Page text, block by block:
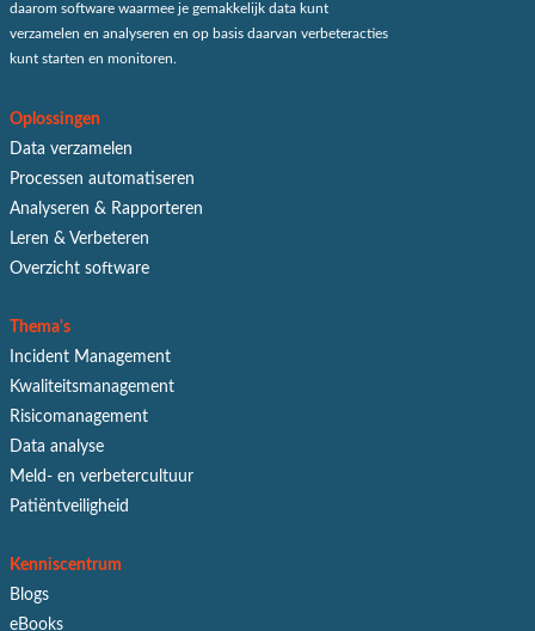
daarom software waarmee je gemakkelijk data kunt
verzamelen en analyseren en op basis daarvan verbeteracties
kunt starten en monitoren.
Oplossingen
Data verzamelen
Processen automatiseren
Analyseren & Rapporteren
Leren & Verbeteren
Overzicht software
Thema's
Incident Management
Kwaliteitsmanagement
Risicomanagement
Data analyse
Meld- en verbetercultuur
Patiëntveiligheid
Kenniscentrum
Blogs
eBooks